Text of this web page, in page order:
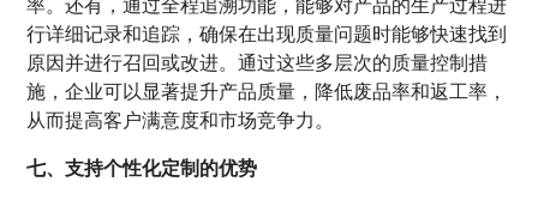
行详细记录和追踪，确保在出现质量问题时能够快速找到
原因并进行召回或改进。通过这些多层次的质量控制措
施，企业可以显著提升产品质量，降低废品率和返工率，
从而提高客户满意度和市场竞争力。
七、支持个性化定制的优势